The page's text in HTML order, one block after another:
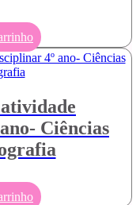
Ciências